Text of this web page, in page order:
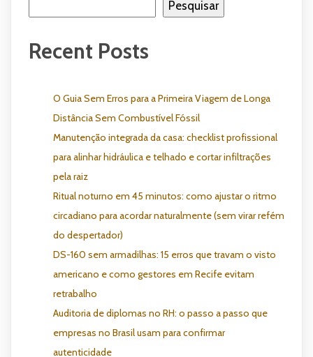
Pesquisar
Recent Posts
O Guia Sem Erros para a Primeira Viagem de Longa
Distância Sem Combustível Fóssil
Manutenção integrada da casa: checklist profissional
para alinhar hidráulica e telhado e cortar infiltrações
pela raiz
Ritual noturno em 45 minutos: como ajustar o ritmo
circadiano para acordar naturalmente (sem virar refém
do despertador)
DS-160 sem armadilhas: 15 erros que travam o visto
americano e como gestores em Recife evitam
retrabalho
Auditoria de diplomas no RH: o passo a passo que
empresas no Brasil usam para confirmar
autenticidade